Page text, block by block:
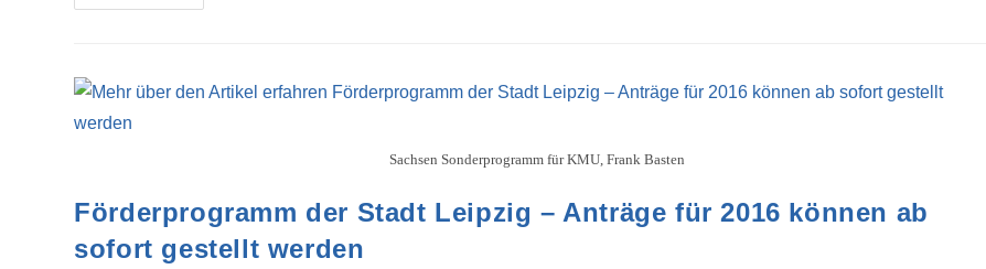
Sachsen Sonderprogramm für KMU, Frank Basten
Förderprogramm der Stadt Leipzig – Anträge für 2016 können ab
sofort gestellt werden